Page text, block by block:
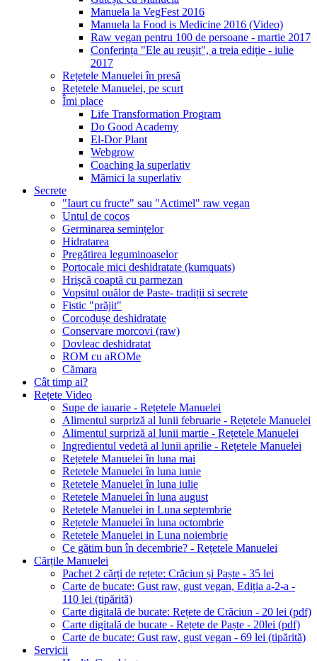
Manuela la VegFest 2016
Manuela la Food is Medicine 2016 (Video)
Raw vegan pentru 100 de persoane - martie 2017
Conferința "Ele au reușit", a treia ediție - iulie
2017
Rețetele Manuelei în presă
Rețetele Manuelei, pe scurt
Îmi place
Life Transformation Program
Do Good Academy
El-Dor Plant
Webgrow
Coaching la superlativ
Mămici la superlativ
Secrete
"Iaurt cu fructe" sau "Actimel" raw vegan
Untul de cocos
Germinarea semințelor
Hidratarea
Pregătirea leguminoaselor
Portocale mici deshidratate (kumquats)
Hrișcă coaptă cu parmezan
Vopsitul ouălor de Paste- tradiții si secrete
Fistic "prăjit"
Corcodușe deshidratate
Conservare morcovi (raw)
Dovleac deshidratat
ROM cu aROMe
Cămara
Cât timp ai?
Rețete Video
Supe de iauarie - Rețetele Manuelei
Alimentul surpriză al lunii februarie - Rețetele Manuelei
Alimentul surpriză al lunii martie - Rețetele Manuelei
Ingredientul vedetă al lunii aprilie - Rețetele Manuelei
Rețetele Manuelei în luna mai
Retetele Manuelei în luna iunie
Retetele Manuelei în luna iulie
Retetele Manuelei în luna august
Retetele Manuelei in Luna septembrie
Rețetele Manuelei în luna octombrie
Retetele Manuelei in Luna noiembrie
Ce gătim bun în decembrie? - Rețetele Manuelei
Cărțile Manuelei
Pachet 2 cărți de rețete: Crăciun și Paște - 35 lei
Carte de bucate: Gust raw, gust vegan, Ediția a-2-a -
110 lei (tipărită)
Carte digitală de bucate: Rețete de Crăciun - 20 lei (pdf)
Carte digitală de bucate - Rețete de Paște - 20lei (pdf)
Carte de bucate: Gust raw, gust vegan - 69 lei (tipărită)
Servicii